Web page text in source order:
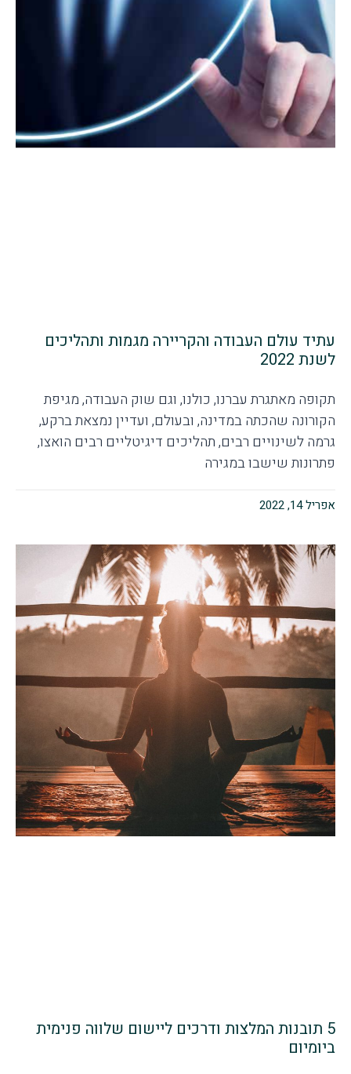
עתיד עולם העבודה והקריירה מגמות ותהליכים
לשנת 2022
תקופה מאתגרת עברנו, כולנו, וגם שוק העבודה, מגיפת
הקורונה שהכתה במדינה, ובעולם, ועדיין נמצאת ברקע,
גרמה לשינויים רבים, תהליכים דיגיטליים רבים הואצו,
פתרונות שישבו במגירה
אפריל 14, 2022
5 תובנות המלצות ודרכים ליישום שלווה פנימית
ביומיום